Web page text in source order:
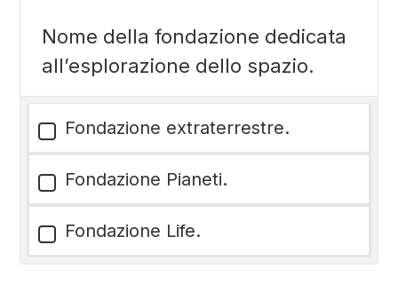
Nome della fondazione dedicata
all’esplorazione dello spazio.
Fondazione extraterrestre.
Fondazione Pianeti.
Fondazione Life.